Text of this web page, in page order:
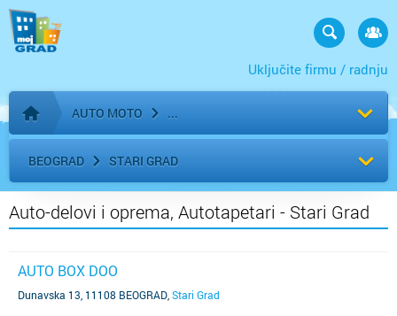
Uključite firmu / radnju
Početna stranica
AUTO MOTO
BEOGRAD STARI GRAD
Auto-delovi i oprema, Autotapetari - Stari Grad
AUTO BOX DOO
Dunavska 13, 11108 BEOGRAD Stari Grad